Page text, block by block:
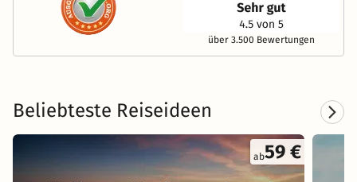
über 3.500 Bewertungen
Beliebteste Reiseideen
ab59 €